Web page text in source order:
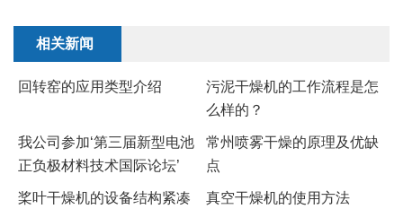
相关新闻
回转窑的应用类型介绍
污泥干燥机的工作流程是怎
么样的？
我公司参加‘第三届新型电池
正负极材料技术国际论坛’
常州喷雾干燥的原理及优缺
点
​桨叶干燥机的设备结构紧凑 真空干燥机的使用方法